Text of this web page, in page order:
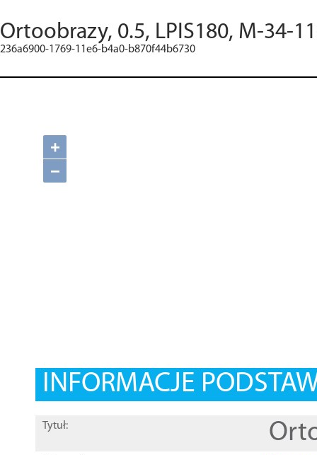
Ortoobrazy, 0.5, LPIS180, M-34-
236a6900-1769-11e6-b4a0-b870f44b6730
+
−
INFORMACJE
Tytuł: